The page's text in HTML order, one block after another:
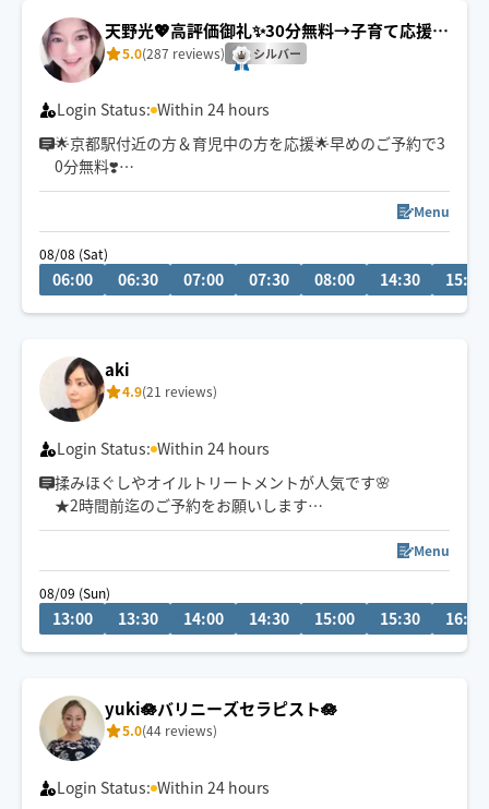
天野光💖高評価御礼✨30分無料→子育て応援＆
京都駅付近💕
5.0(287 reviews) シルバー
Login Status: Within 24 hours
🌟京都駅付近の方＆育児中の方を応援🌟早めのご予約で3
0分無料❣️
初めまして。指圧と整体とリバースエイジング(若返り)が
得意なエステティシャンです♪有名人も通われる会員制
サロンにスカウトされ、勤めておりました。大阪府個人
ランキング上位実績あり。有名５つ星ホテルのサロン勤
務(60分・22,000円〜)
Menu
08/08 (Sat)
06:00 06:30 07:00 07:30 08:00 14:30 15:00
aki
4.9(21 reviews)
Login Status: Within 24 hours
揉みほぐしやオイルトリートメントが人気です🌸
★2時間前迄のご予約をお願いします
★天候や交通事情、現在地によってお断りする場合もご
★施術中や移動中等は予約の確認を時間内にできない場
合がございます
【移動範囲】
大津市(近江神宮〜瀬田・南郷)
草津市
京都市(北/北大路、西/西大路、南/十条)多少融通ききます
Menu
08/09 (Sun)
13:00 13:30 14:00 14:30 15:00 15:30 16:00
yuki🪷バリニーズセラピスト🪷
5.0(44 reviews)
Login Status: Within 24 hours